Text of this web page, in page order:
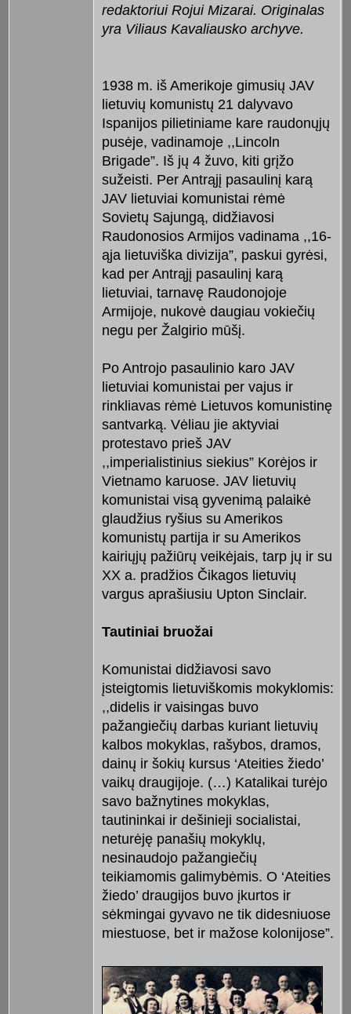
redaktoriui Rojui Mizarai. Originalas
yra Viliaus Kavaliausko archyve.
1938 m. iš Amerikoje gimusių JAV
lietuvių komunistų 21 dalyvavo
Ispanijos pilietiniame kare raudonųjų
pusėje, vadinamoje ,,Lincoln
Brigade”. Iš jų 4 žuvo, kiti grįžo
sužeisti. Per Antrąjį pasaulinį karą
JAV lietuviai komunistai rėmė
Sovietų Sajungą, didžiavosi
Raudonosios Armijos vadinama ,,16-
ąja lietuviška divizija”, paskui gyrėsi,
kad per Antrąjį pasaulinį karą
lietuviai, tarnavę Raudonojoje
Armijoje, nukovė daugiau vokiečių
negu per Žalgirio mūšį.
Po Antrojo pasaulinio karo JAV
lietuviai komunistai per vajus ir
rinkliavas rėmė Lietuvos komunistinę
santvarką. Vėliau jie aktyviai
protestavo prieš JAV
,,imperialistinius siekius” Korėjos ir
Vietnamo karuose. JAV lietuvių
komunistai visą gyvenimą palaikė
glaudžius ryšius su Amerikos
komunistų partija ir su Amerikos
kairiųjų pažiūrų veikėjais, tarp jų ir su
XX a. pradžios Čikagos lietuvių
vargus aprašiusiu Upton Sinclair.
Tautiniai bruožai
Komunistai didžiavosi savo
įsteigtomis lietuviškomis mokyklomis:
,,didelis ir vaisingas buvo
pažangiečių darbas kuriant lietuvių
kalbos mokyklas, rašybos, dramos,
dainų ir šokių kursus ‘Ateities žiedo’
vaikų draugijoje. (…) Katalikai turėjo
savo bažnytines mokyklas,
tautininkai ir dešinieji socialistai,
neturėję panašių mokyklų,
nesinaudojo pažangiečių
teikiamomis galimybėmis. O ‘Ateities
žiedo’ draugijos buvo įkurtos ir
sėkmingai gyvavo ne tik didesniuose
miestuose, bet ir mažose kolonijose”.